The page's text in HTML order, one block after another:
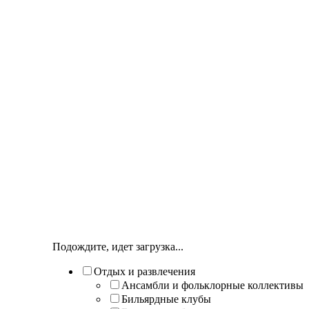
Подождите, идет загрузка...
Отдых и развлечения
Ансамбли и фольклорные коллективы
Бильярдные клубы